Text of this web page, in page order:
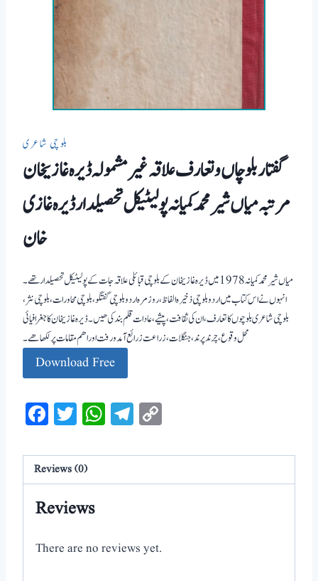
بلوچی شاعری
گفتار بلوچاں و تعارف علاقہ غیر مشمولہ ڈیرہ غازیخان
مرتبہ میاں شیر محمد کمیانہ پولیٹیکل تحصیلدار ڈیرہ غازی
خان
میاں شیر محمد کمیانہ 1978 میں ڈیرہ غازیخان کے بلوچی قبائلی علاقہ جات کے پولیٹیکل تحصیلدار تھے۔
انہوں نے اس کتاب میں اردو بلوچی ذخیرہ الفاظ، روزمرہ اردو بلوچی گفتگو، بلوچی محاورات،بلوچی نثر،
بلوچی شاعری بلوچوں کا تعارف، ان کی ثقافت ،پیشے ،عادات قلم بند کی ھیں۔ڈیرہ غازیخان کا جغرافیائی
محل وقوع، چرند پرند، جنگلات، زراعت زرائع آمد و رفت اور اھم مقامات پر لکھا ھے۔
Download Free
Facebook
Twitter
WhatsApp
Telegram
Reviews (0)
Reviews
There are no reviews yet.